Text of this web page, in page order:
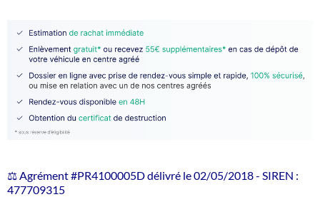
⚖️ Agrément #PR4100005D délivré le 02/05/2018 - SIREN :
477709315